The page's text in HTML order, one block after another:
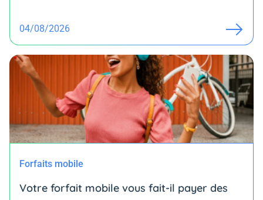
04/08/2026
Forfaits mobile
Votre forfait mobile vous fait-il payer des